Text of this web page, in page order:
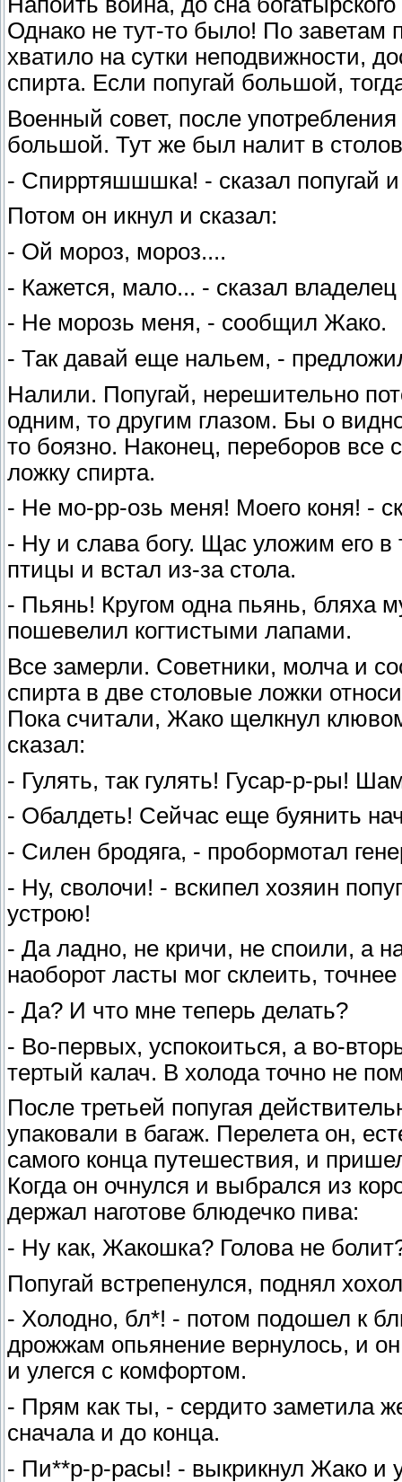
Однако не тут-то было! По заветам
хватило на сутки неподвижности,
спирта. Если попугай большой,
Военный совет, после
большой. Тут же был налит в
- Спирртяшшшка! - сказал попугай
Потом он икнул и сказал:
- Ой мороз, мороз....
- Кажется, мало... - сказал владелец
- Не морозь меня, - сообщил Жако.
- Так давай еще нальем, -
Налили. Попугай, нерешительно
одним, то другим глазом. Бы о
то боязно. Наконец, переборов
ложку спирта.
- Не мо-рр-озь меня! Моего коня! -
- Ну и слава богу. Щас уложим его
птицы и встал из-за стола.
- Пьянь! Кругом одна пьянь, бляха
пошевелил когтистыми лапами.
Все замерли. Советники, молча и
спирта в две столовые ложки
Пока считали, Жако щелкнул
сказал:
- Гулять, так гулять! Гусар-р-ры!
- Обалдеть! Сейчас еще буянить
- Силен бродяга, - пробормотал
- Ну, сволочи! - вскипел хозяин
устрою!
- Да ладно, не кричи, не споили, а
наоборот ласты мог склеить,
- Да? И что мне теперь делать?
- Во-первых, успокоиться, а во-
тертый калач. В холода точно не
После третьей попугая
упаковали в багаж. Перелета он,
самого конца путешествия, и
Когда он очнулся и выбрался из
держал наготове блюдечко пива:
- Ну как, Жакошка? Голова не
Попугай встрепенулся, поднял
- Холодно, бл*! - потом подошел к
дрожжам опьянение вернулось, и
и улегся с комфортом.
- Прям как ты, - сердито заметила
сначала и до конца.
- Пи**р-р-расы! - выкрикнул Жако и